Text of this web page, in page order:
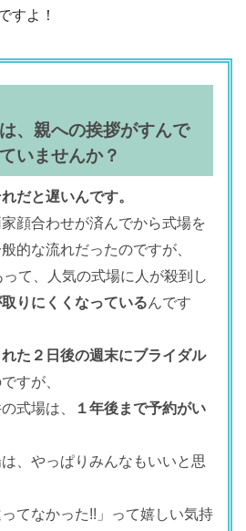
すよ！
、親への挨拶がすんで
いませんか？
だと遅いんです。
顔合わせが済んでから式場を
的な流れだったのですが、
って、人気の式場に人が殺到し
りにくくなっているんです
た２日後の週末にブライダル
すが、
式場は、
１年後まで予約がい
、やっぱりみんなもいいと思
ってなかった!!」って嬉しい気持